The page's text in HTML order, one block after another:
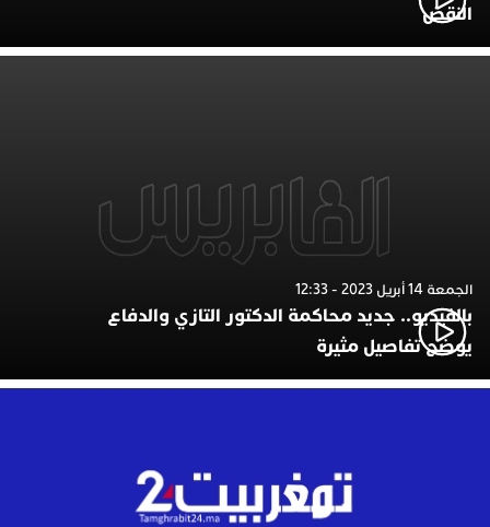
النقض
الجمعة 14 أبريل 2023 - 12:33
بالفيديو.. جديد محاكمة الدكتور التازي والدفاع
يوضح تفاصيل مثيرة